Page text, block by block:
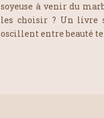
soyeuse à venir du
les choisir ? Un livre
oscillent entre beauté